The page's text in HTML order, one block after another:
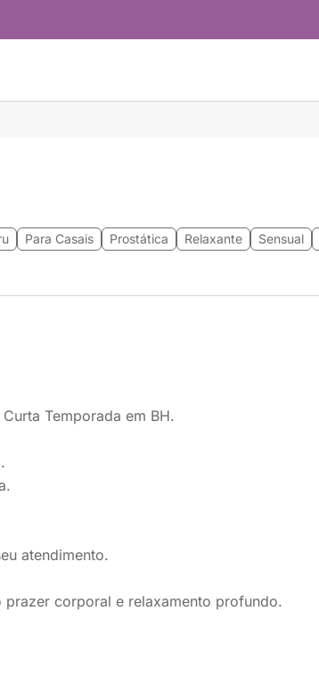
Para Casais Prostática Relaxante Sensual
Temporada em BH.
atendimento.
prazer corporal e relaxamento profundo.